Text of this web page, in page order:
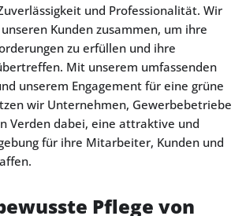
und Professionalität. Wir
Kunden zusammen, um ihre
zu erfüllen und ihre
Mit unserem umfassenden
unserem Engagement für eine grüne
wir Unternehmen, Gewerbebetriebe
Verden dabei, eine attraktive und
für ihre Mitarbeiter, Kunden und
Pflege von